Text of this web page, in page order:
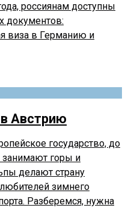
россиянам доступны
документов:
виза в Германию и
в Австрию
государство, до
занимают горы и
делают страну
зимнего
Разберемся, нужна